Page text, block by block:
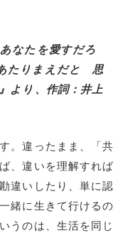
なたを愛すだろ
たりまえだと 思
より、作詞：井上
。違ったまま、「共
、違いを理解すれば
違いしたり、単に認
緒に生きて行けるの
うのは、生活を同じ